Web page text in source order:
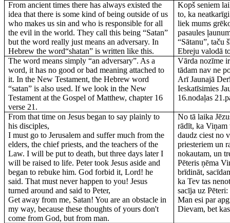
From ancient times there has always existed the
idea that there is some kind of being outside of us
who makes us sin and who is responsible for all
the evil in the world. They call this being “Satan”
but the word really just means an adversary. In
Hebrew the word“shatan” is written like this.
Kopš seniem
to, ka
liek mums
pasaules
“Sātanu”, taču
Ebreju valodā
The word means simply “an adversary”. As a
word, it has no good or bad meaning attached to
it. In the New Testament, the Hebrew word
“satan” is also used. If we look in the New
Testament at the Gospel of Matthew, chapter 16
verse 21.
Vārda nozīme
tādam nav ne
Arī Jaunajā
Ieskatīsimies
16.nodaļas
From that time on Jesus began to say plainly to
his disciples,
I must go to Jerusalem and suffer much from the
elders, the chief priests, and the teachers of the
Law. I will be put to death, but three days later I
will be raised to life. Peter took Jesus aside and
began to rebuke him. God forbid it, Lord! he
said. That must never happen to you! Jesus
turned around and said to Peter,
Get away from me, Satan! You are an obstacle in
my way, because these thoughts of yours don't
come from God, but from man.
No tā laika
rādīt, ka Viņam
daudz ciest no
priesteriem un
nokautam, un
Pēteris ņēma
brīdināt,
ka Tev tas
sacīja uz
Man esi par
Dievam, bet